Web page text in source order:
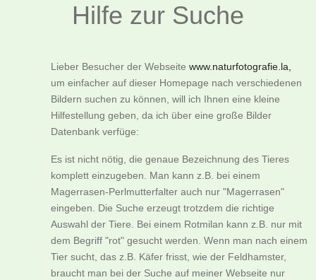
Hilfe zur Suche
Lieber Besucher der Webseite www.naturfotografie.la,
um einfacher auf dieser Homepage nach verschiedenen
Bildern suchen zu können, will ich Ihnen eine kleine
Hilfestellung geben, da ich über eine große Bilder
Datenbank verfüge:
Es ist nicht nötig, die genaue Bezeichnung des Tieres
komplett einzugeben. Man kann z.B. bei einem
Magerrasen-Perlmutterfalter auch nur "Magerrasen"
eingeben. Die Suche erzeugt trotzdem die richtige
Auswahl der Tiere. Bei einem Rotmilan kann z.B. nur mit
dem Begriff "rot" gesucht werden. Wenn man nach einem
Tier sucht, das z.B. Käfer frisst, wie der Feldhamster,
braucht man bei der Suche auf meiner Webseite nur